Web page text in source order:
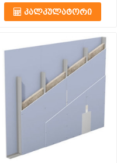
ᲙᲐᲚᲙᲣᲚᲐᲢᲝᲠᲘ